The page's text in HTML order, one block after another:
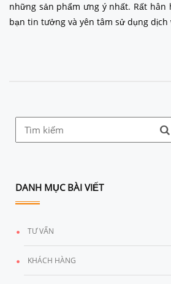
những sản phẩm ưng ý nhất. Rất hân
bạn tin tưởng và yên tâm sử dụng dịch
DANH MỤC BÀI VIẾT
TƯ VẤN
KHÁCH HÀNG